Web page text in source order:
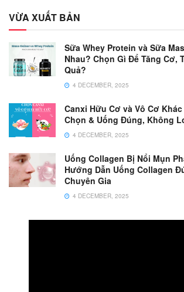
VỪA XUẤT BẢN
Sữa Whey Protein và Sữa
Nhau? Chọn Gì Để Tăng Cơ,
Quả?
4 DECEMBER, 2025
Canxi Hữu Cơ và Vô Cơ
Chọn & Uống Đúng, Không
4 DECEMBER, 2025
Uống Collagen Bị Nổi Mụn
Hướng Dẫn Uống Collagen
Chuyên Gia
4 DECEMBER, 2025